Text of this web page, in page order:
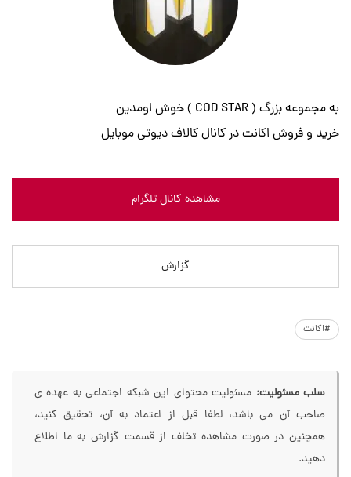
به مجموعه بزرگ ( COD STAR ) خوش اومدین
خرید و فروش اکانت در کانال کالاف دیوتی موبایل
مشاهده کانال تلگرام
گزارش
#اکانت
سلب مسئولیت: مسئولیت محتوای این شبکه اجتماعی به عهده ی
صاحب آن می باشد، لطفا قبل از اعتماد به آن، تحقیق کنید،
همچنین در صورت مشاهده تخلف از قسمت گزارش به ما اطلاع
دهید.